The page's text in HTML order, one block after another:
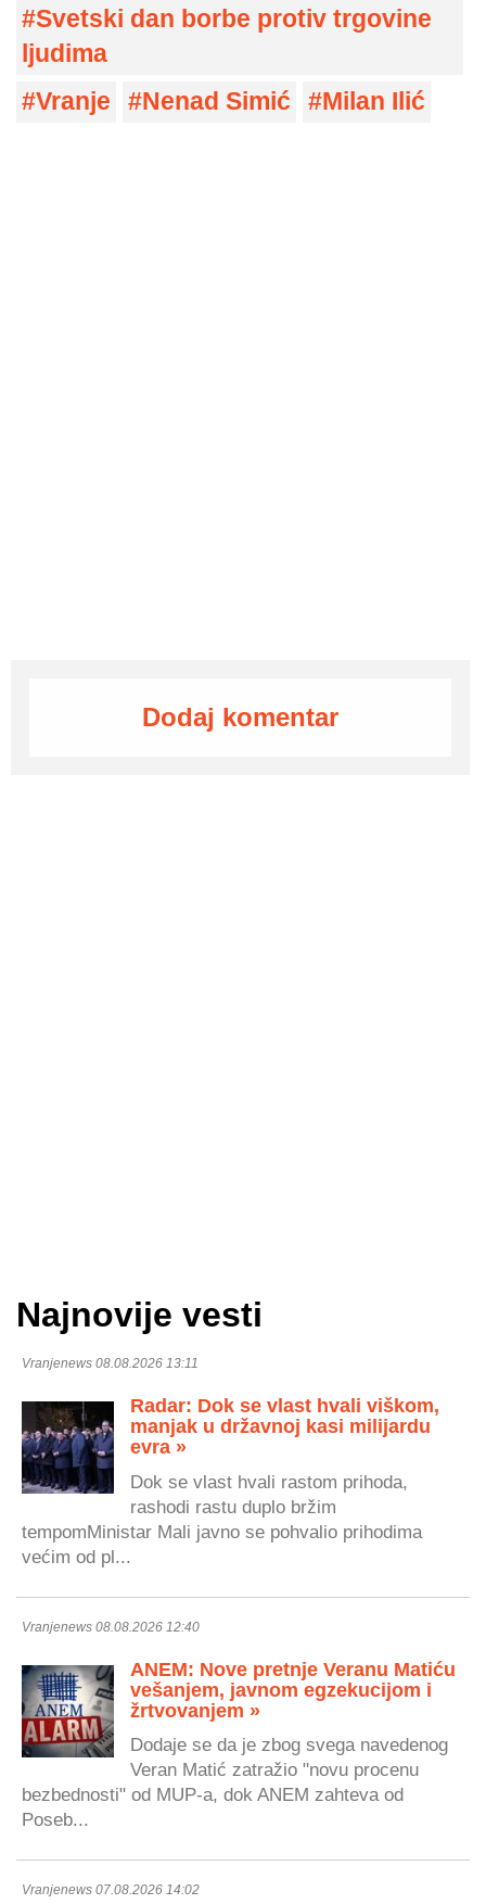
Svetski dan borbe protiv trgovine
ljudima
Vranje
Nenad Simić Milan Ilić
Dodaj komentar
Najnovije vesti
Vranjenews 08.08.2026 13:11
Radar: Dok se vlast hvali viškom,
manjak u državnoj kasi milijardu
evra »
Dok se vlast hvali rastom prihoda,
rashodi rastu duplo bržim
tempomMinistar Mali javno se pohvalio prihodima
većim od pl...
Vranjenews 08.08.2026 12:40
ANEM: Nove pretnje Veranu Matiću
vešanjem, javnom egzekucijom i
žrtvovanjem »
Dodaje se da je zbog svega navedenog
Veran Matić zatražio "novu procenu
bezbednosti" od MUP-a, dok ANEM zahteva od
Poseb...
Vranjenews 07.08.2026 14:02